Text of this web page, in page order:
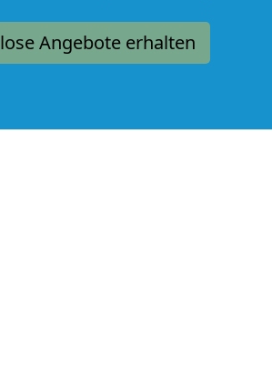
Angebote erhalten